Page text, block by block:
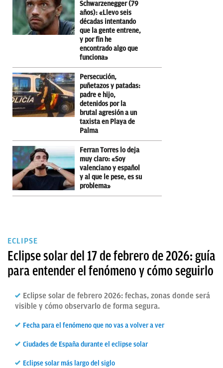
Schwarzenegger (79
años): «Llevo seis
décadas intentando
que la gente entrene,
y por fin he
encontrado algo que
funciona»
Persecución,
puñetazos y patadas:
padre e hijo,
detenidos por la
brutal agresión a un
taxista en Playa de
Palma
Ferran Torres lo deja
muy claro: «Soy
valenciano y español
y al que le pese, es su
problema»
ECLIPSE
Eclipse solar del 17 de febrero de 2026: guía
para entender el fenómeno y cómo seguirlo
Eclipse solar de febrero 2026: fechas, zonas donde será
visible y cómo observarlo de forma segura.
Fecha para el fenómeno que no vas a volver a ver
Ciudades de España durante el eclipse solar
Eclipse solar más largo del siglo